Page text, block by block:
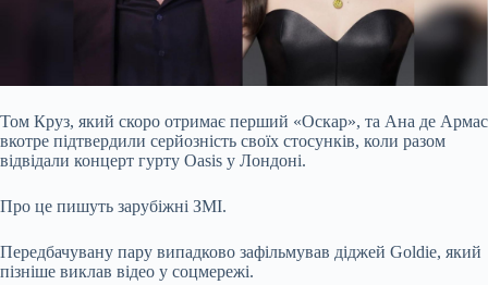
Том Круз, який скоро отримає перший «Оскар», та Ана де Армас
вкотре підтвердили серйозність своїх стосунків, коли разом
відвідали концерт гурту Oasis у Лондоні.
Про це пишуть зарубіжні ЗМІ.
Передбачувану пару випадково зафільмував діджей Goldie, який
пізніше виклав відео у соцмережі.